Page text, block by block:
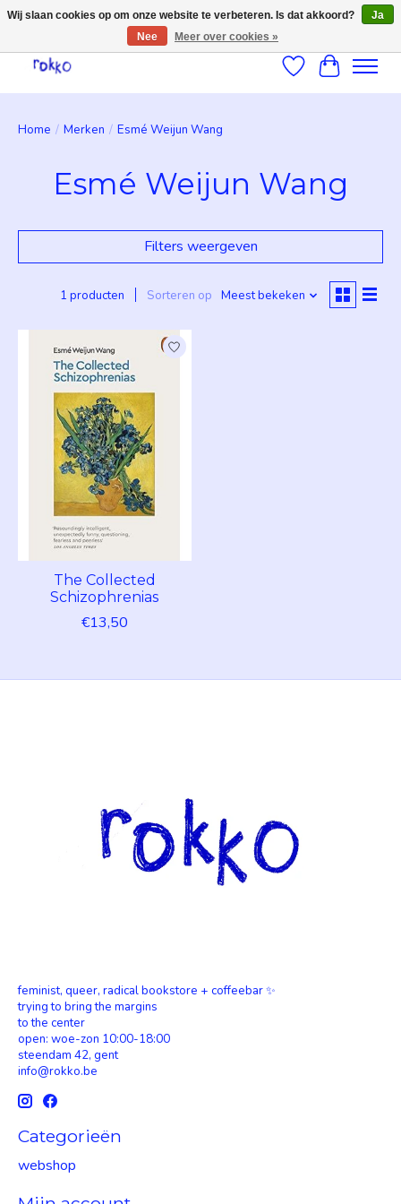
Verlanglijst
Home / Merken / Esmé Weijun Wang
Esmé Weijun Wang
Filters weergeven
1 producten Sorteren op Meest bekeken
The Collected
Schizophrenias
€13,50
feminist, queer, radical bookstore + coffeebar ✨
trying to bring the margins
to the center
open: woe-zon 10:00-18:00
steendam 42, gent
info@rokko.be
Categorieën
webshop
Wij slaan cookies op om onze website te verbeteren. Is dat akkoord?
Ja
Nee
Meer over cookies »